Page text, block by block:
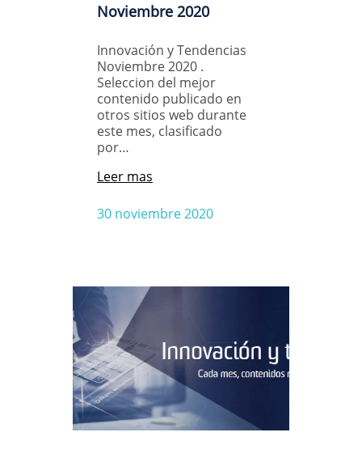
Noviembre 2020
Innovación y Tendencias
Noviembre 2020 .
Seleccion del mejor
contenido publicado en
otros sitios web durante
este mes, clasificado
por…
30 noviembre 2020
Leer mas